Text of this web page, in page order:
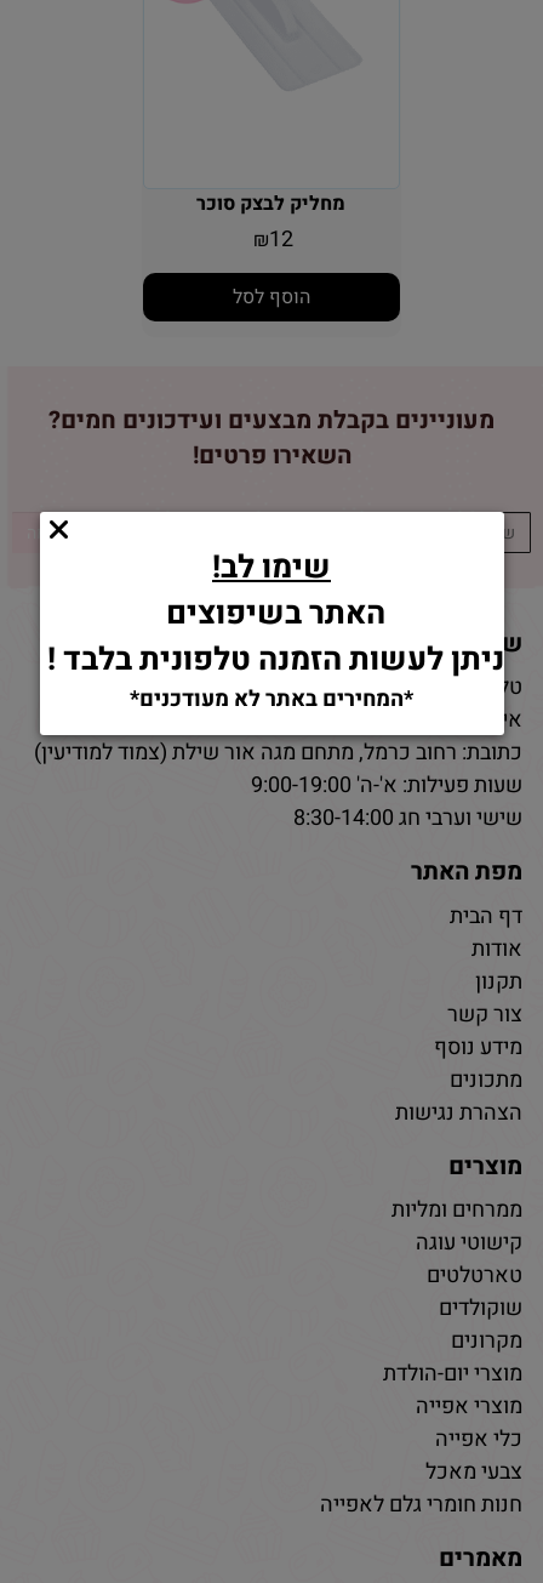
מחליק לבצק סוכר
₪12
הוסף לסל
מעוניינים בקבלת מבצעים ועידכונים חמים?
השאירו פרטים!
שמרו על קשר
טלפון:
08-9332237
אימייל:
כתובת: רחוב כרמל, מתחם מגה אור שילת (צמוד למודיעין)
שעות פעילות: א'-ה' 9:00-19:00
שישי וערבי חג 8:30-14:00
מפת האתר
דף הבית
אודות
תקנון
צור קשר
מידע נוסף
מתכונים
הצהרת נגישות
מוצרים
ממרחים ומליות
קישוטי עוגה
טארטלטים
שוקולדים
מקרונים
מוצרי יום-הולדת
מוצרי אפייה
כלי אפייה
צבעי מאכל
חנות חומרי גלם לאפייה
מאמרים
שימו לב!
האתר בשיפוצים
ניתן לעשות הזמנה טלפונית בלבד !
*המחירים באתר לא מעודכנים*